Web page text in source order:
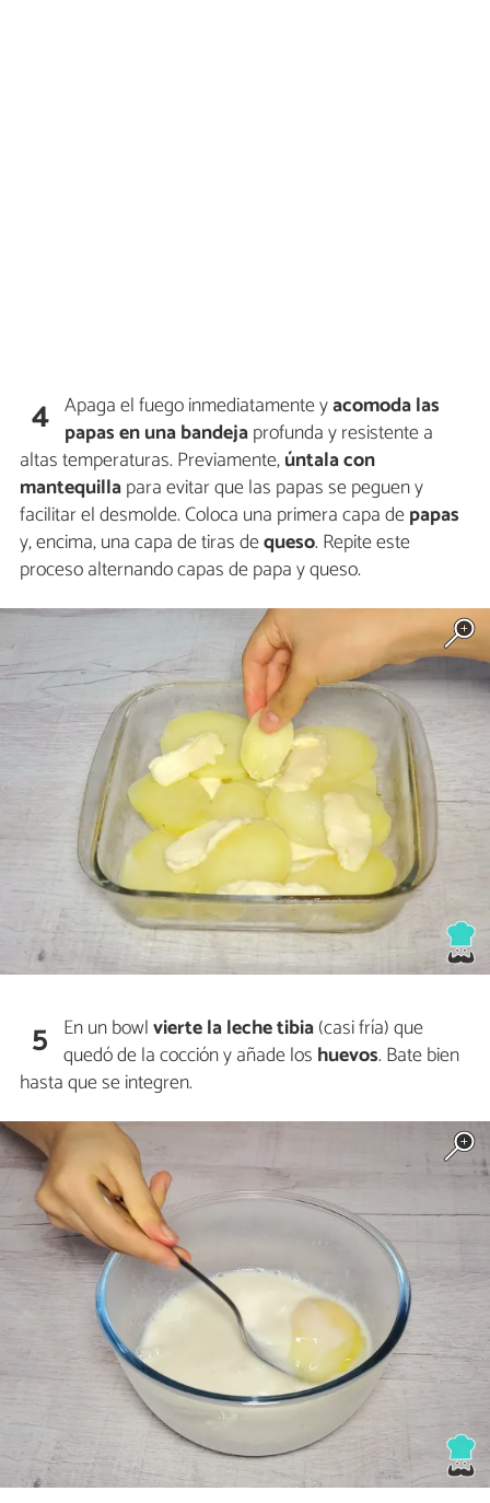
4 Apaga el fuego inmediatamente yacomoda las
papas en una bandejaprofunda y resistente a
altas temperaturas. Previamente,úntala con
mantequillapara evitar que las papas se peguen y
facilitar el desmolde. Coloca una primera capa depapas
y, encima, una capa de tiras dequeso. Repite este
proceso alternando capas de papa y queso.
5 En un bowlvierte la leche tibia(casi fría) que
quedó de la cocción y añade los huevos. Bate bien
hasta que se integren.